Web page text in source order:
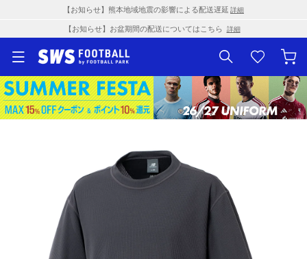
【お知らせ】熊本地域地震の影響による配送遅延 詳細
【お知らせ】お盆期間の配送についてはこちら 詳細